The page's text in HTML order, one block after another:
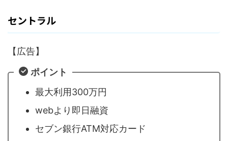
セントラル
【広告】
ポイント
最大利用300万円
webより即日融資
セブン銀行ATM対応カード